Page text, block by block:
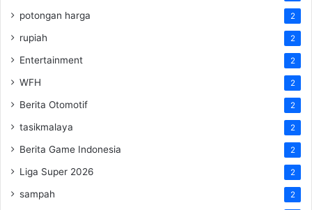
potongan harga 2
rupiah 2
Entertainment 2
WFH 2
Berita Otomotif 2
tasikmalaya 2
Berita Game Indonesia 2
Liga Super 2026 2
sampah 2